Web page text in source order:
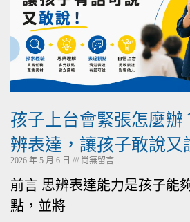
孩子上台會緊張怎麼辦
辨表達，讓孩子敢說又
2026 年 5 月 6 日 尚無留言
前言 思辨表達能力是孩子能
點，並將